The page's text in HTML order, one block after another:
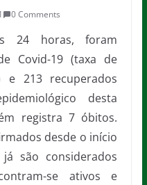
0 Comments
24 horas, foram
Covid-19 (taxa de
e 213 recuperados
desta
registra 7 óbitos.
desde o início
já são considerados
se ativos e